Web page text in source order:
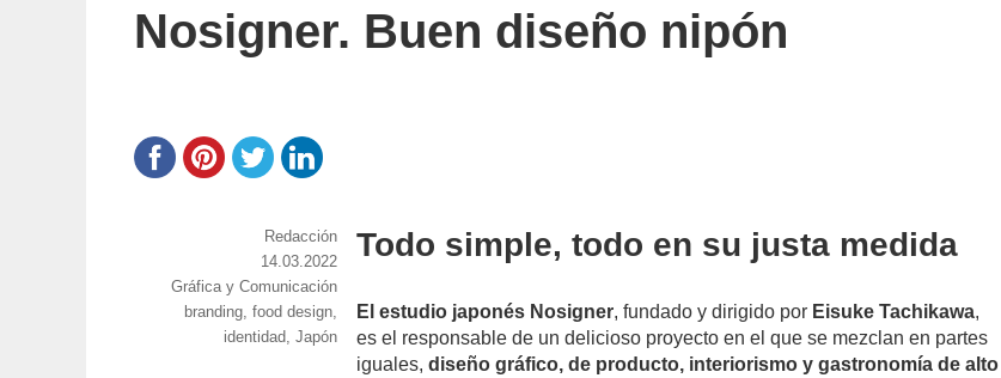
Nosigner. Buen diseño nipón
Todo simple, todo en su justa medida
El estudio japonés Nosigner, fundado y dirigido por Eisuke Tachikawa,
es el responsable de un delicioso proyecto en el que se mezclan en partes
iguales,diseño gráfico, de producto, interiorismo y gastronomía de alto
https://www.experimenta.es/author/redaccion/
Redacción
Publicado
el
14.03.2022
Categorías
Gráfica y Comunicación
Etiquetas
branding ,food design
identidad ,Japón